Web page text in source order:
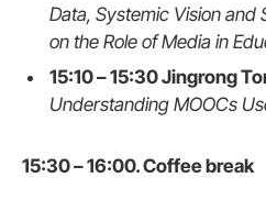
Data, Systemic Vision and
on the Role of Media in
15:10 – 15:30 Jingrong
Understanding MOOCs
15:30 – 16:00. Coffee break